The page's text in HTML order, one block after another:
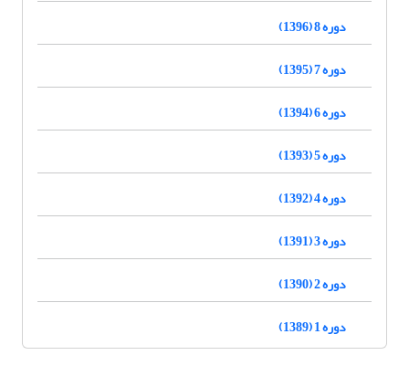
دوره 8 (1396)
دوره 7 (1395)
دوره 6 (1394)
دوره 5 (1393)
دوره 4 (1392)
دوره 3 (1391)
دوره 2 (1390)
دوره 1 (1389)